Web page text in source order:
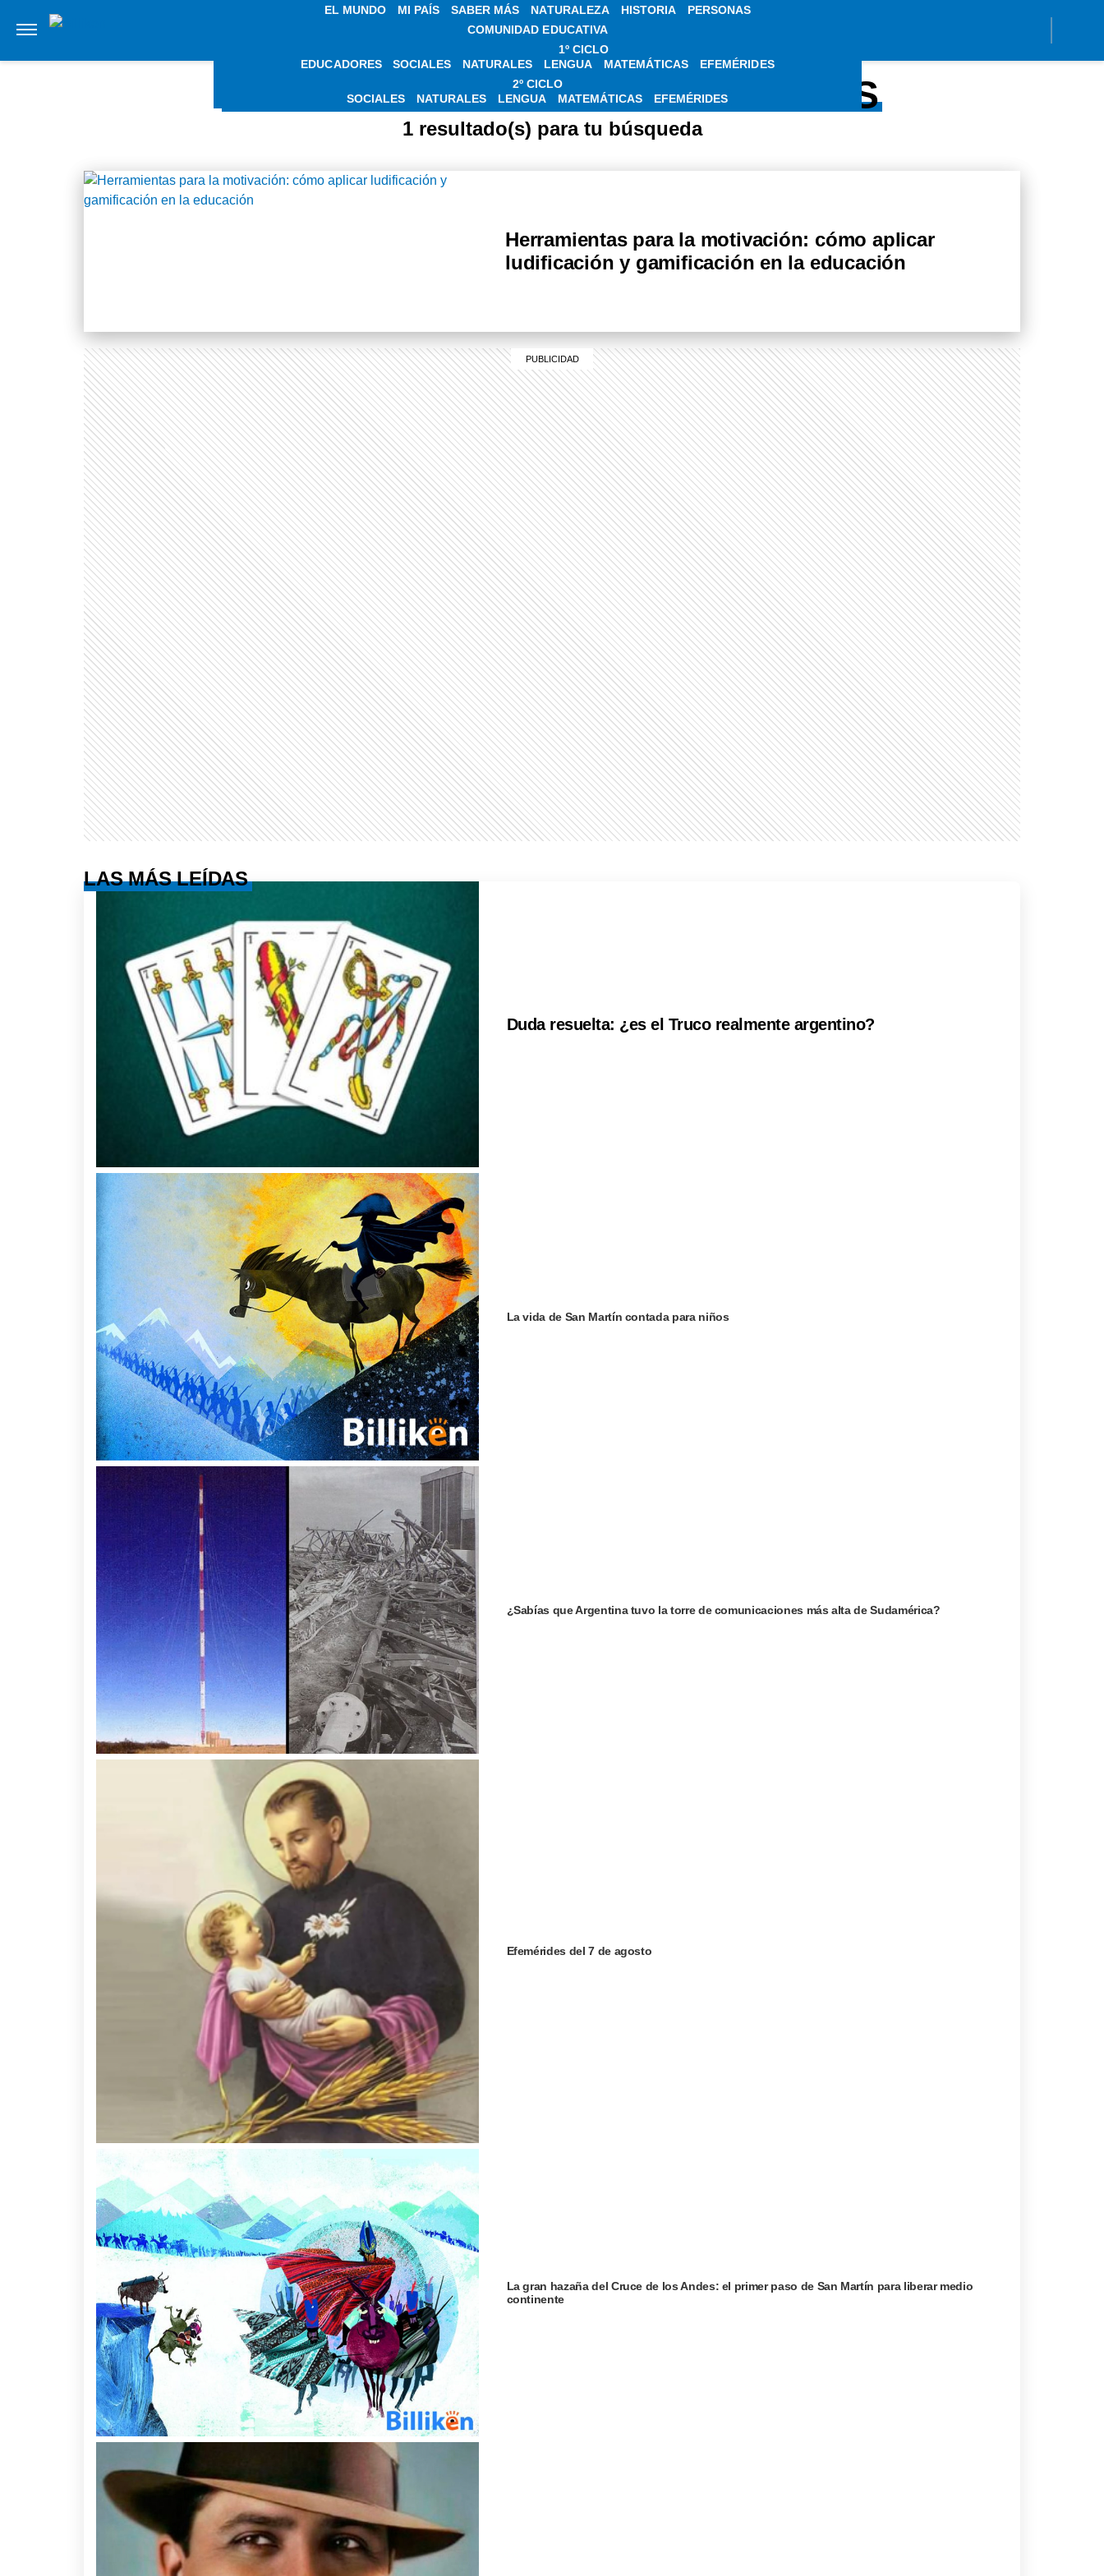
EL MUNDO MI PAÍS SABER MÁS NATURALEZA HISTORIA
PERSONAS
COMUNIDAD EDUCATIVA
EDUCADORES
1º CICLO
SOCIALES
NATURALES LENGUA MATEMÁTICAS
EFEMÉRIDES
2º CICLO
SOCIALES
NATURALES LENGUA MATEMÁTICAS EFEMÉRIDES
NOTICIAS SOBRE RECOMPENSAS
1 resultado(s) para tu búsqueda
Herramientas para la motivación: cómo aplicar
ludificación y gamificación en la educación
LAS MÁS LEÍDAS
Duda resuelta: ¿es el Truco realmente argentino?
La vida de San Martín contada para niños
¿Sabías que Argentina tuvo la torre de comunicaciones más alta de Sudamérica?
Efemérides del 7 de agosto
La gran hazaña del Cruce de los Andes: el primer paso de San Martín para liberar medio
continente